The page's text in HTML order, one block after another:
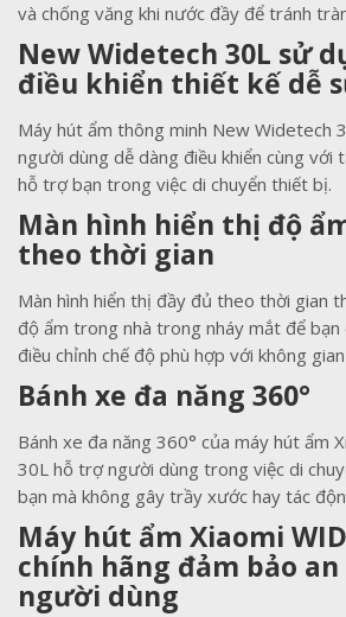
và chống văng khi nước đầy để tránh
New Widetech 30L sử
điều khiển thiết kế dễ
Máy hút ẩm thông minh New Widetech
người dùng dễ dàng điều khiển cùng với
hỗ trợ bạn trong việc di chuyển thiết bị.
Màn hình hiển thị độ
theo thời gian
Màn hình hiển thị đầy đủ theo thời gian
độ ẩm trong nhà trong nháy mắt để
điều chỉnh chế độ phù hợp với không
Bánh xe đa năng 360°
Bánh xe đa năng 360° của máy hút ẩm
30L hỗ trợ người dùng trong việc di
bạn mà không gây trầy xước hay tác
Máy hút ẩm Xiaomi
chính hãng đảm bảo
người dùng